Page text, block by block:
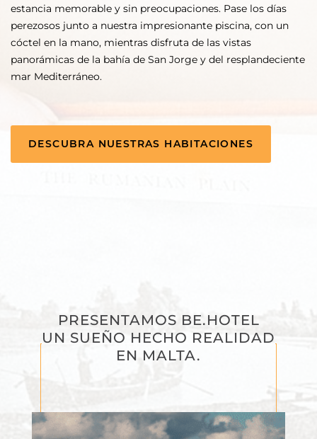
estancia memorable y sin preocupaciones. Pase los días
perezosos junto a nuestra impresionante piscina, con un
cóctel en la mano, mientras disfruta de las vistas
panorámicas de la bahía de San Jorge y del resplandeciente
mar Mediterráneo.
DESCUBRA NUESTRAS HABITACIONES
PRESENTAMOS BE.HOTEL
UN SUEÑO HECHO REALIDAD
EN MALTA.